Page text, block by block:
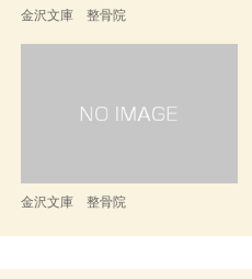
金沢文庫 整骨院
金沢文庫 整骨院